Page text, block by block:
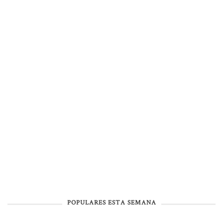
POPULARES ESTA SEMANA